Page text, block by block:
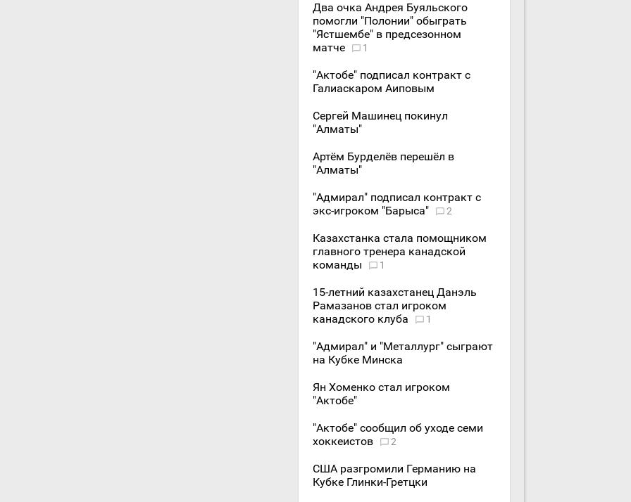
Два очка Андрея Буяльского
помогли "Полонии" обыграть
"Ястшембе" в предсезонном
матче
1
"Актобе" подписал контракт с
Галиаскаром Аиповым
Сергей Машинец покинул
"Алматы"
Артём Бурделёв перешёл в
"Алматы"
"Адмирал" подписал контракт с
экс-игроком "Барыса"
2
Казахстанка стала помощником
главного тренера канадской
команды
1
15-летний казахстанец Данэль
Рамазанов стал игроком
канадского клуба
1
"Адмирал" и "Металлург" сыграют
на Кубке Минска
Ян Хоменко стал игроком
"Актобе"
"Актобе" сообщил об уходе семи
хоккеистов
2
США разгромили Германию на
Кубке Глинки-Гретцки